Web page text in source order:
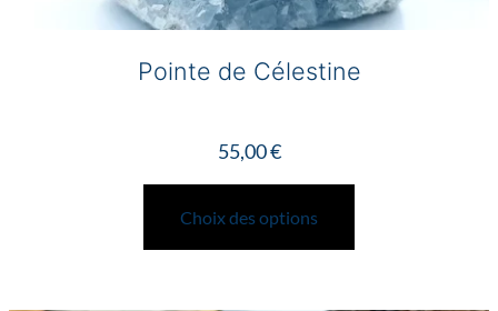
Pointe de Célestine
55,00€
Choix des options
Ce
variations.